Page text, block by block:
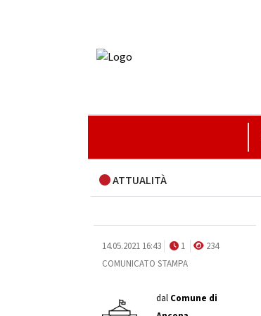
ATTUALITÀ
14.05.2021 16:43 1
234
COMUNICATO STAMPA
dal Comune di